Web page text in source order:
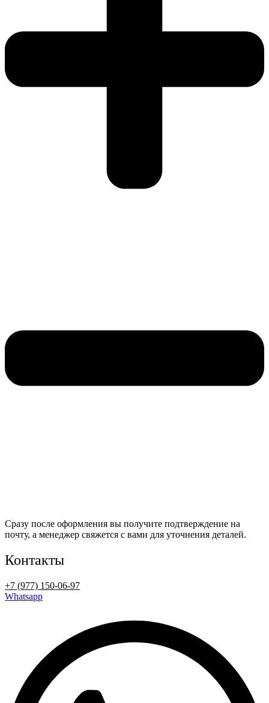
Сразу после оформления вы получите подтверждение на
почту, а менеджер свяжется с вами для уточнения деталей.
Контакты
+7 (977) 150-06-97
Whatsapp